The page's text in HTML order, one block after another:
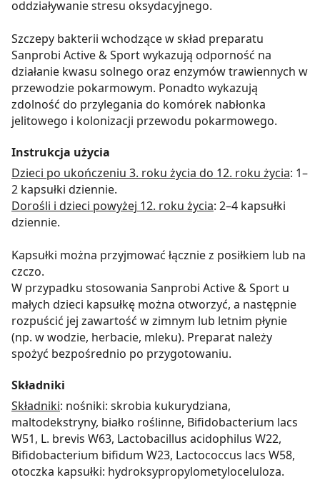
oddziaływanie stresu oksydacyjnego.
Szczepy bakterii wchodzące w skład preparatu
Sanprobi Active & Sport wykazują odporność na
działanie kwasu solnego oraz enzymów trawiennych w
przewodzie pokarmowym. Ponadto wykazują
zdolność do przylegania do komórek nabłonka
jelitowego i kolonizacji przewodu pokarmowego.
Instrukcja użycia
Dzieci po ukończeniu 3. roku życia do 12. roku życia: 1–
2 kapsułki dziennie.
Dorośli i dzieci powyżej 12. roku życia: 2–4 kapsułki
dziennie.
Kapsułki można przyjmować łącznie z posiłkiem lub na
czczo.
W przypadku stosowania Sanprobi Active & Sport u
małych dzieci kapsułkę można otworzyć, a następnie
rozpuścić jej zawartość w zimnym lub letnim płynie
(np. w wodzie, herbacie, mleku). Preparat należy
spożyć bezpośrednio po przygotowaniu.
Składniki
Składniki: nośniki: skrobia kukurydziana,
maltodekstryny, białko roślinne, Bifidobacterium lacs
W51, L. brevis W63, Lactobacillus acidophilus W22,
Bifidobacterium bifidum W23, Lactococcus lacs W58,
otoczka kapsułki: hydroksypropylometyloceluloza.